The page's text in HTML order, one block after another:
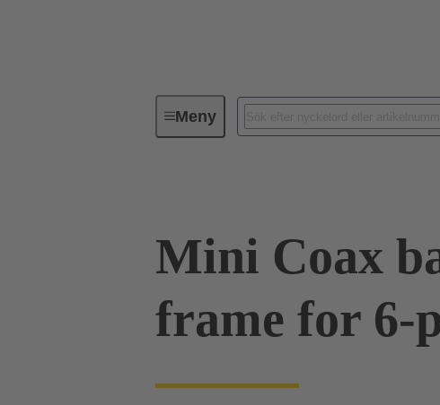
MenyDiverse
Mini Coax
frame for 6-